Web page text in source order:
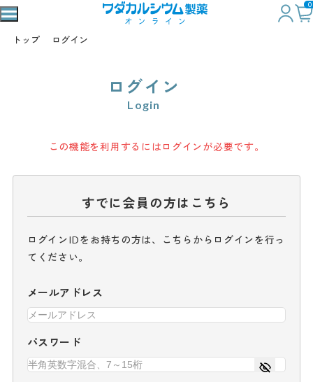
0
トップ ログイン
ログイン
Login
この機能を利用するにはログインが必要です。
すでに会員の方はこちら
ログインIDをお持ちの方は、こちらからログインを行っ
てください。
メールアドレス
パスワード